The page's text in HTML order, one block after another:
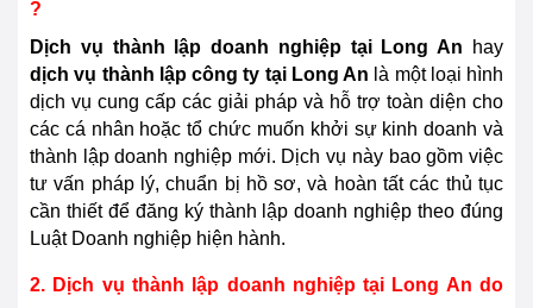
?
Dịch vụ thành lập doanh nghiệp tại Long An hay
dịch vụ thành lập công ty tại Long An là một loại hình
dịch vụ cung cấp các giải pháp và hỗ trợ toàn diện cho
các cá nhân hoặc tổ chức muốn khởi sự kinh doanh và
thành lập doanh nghiệp mới. Dịch vụ này bao gồm việc
tư vấn pháp lý, chuẩn bị hồ sơ, và hoàn tất các thủ tục
cần thiết để đăng ký thành lập doanh nghiệp theo đúng
Luật Doanh nghiệp hiện hành.
2. Dịch vụ thành lập doanh nghiệp tại Long An do